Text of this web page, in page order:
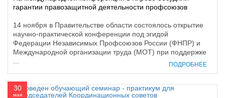
гарантии правозащитной деятельности профсоюзов
14 ноября в Правительстве области состоялось открытие
научно-практической конференции под эгидой
Федерации Независимых Профсоюзов России (ФНПР) и
Международной организации труда (МОТ) при поддержке
ПОДРОБНЕЕ
30
мая